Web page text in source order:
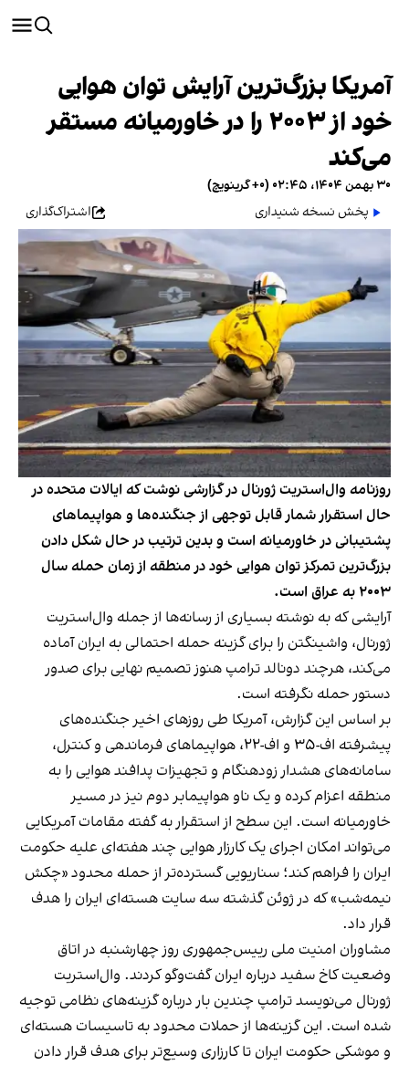
آمریکا بزرگ‌ترین آرایش توان هوایی
خود از ۲۰۰۳ را در خاورمیانه مستقر
می‌کند
۳۰ بهمن ۱۴۰۴، ۰۲:۴۵ (‎+۰ گرینویچ)
پخش نسخه شنیداری
اشتراک‌گذاری
روزنامه وال‌استریت ژورنال در گزارشی نوشت که ایالات متحده در
حال استقرار شمار قابل توجهی از جنگنده‌ها و هواپیماهای
پشتیبانی در خاورمیانه است و بدین ترتیب در حال شکل دادن
بزرگ‌ترین تمرکز توان هوایی خود در منطقه از زمان حمله سال
۲۰۰۳ به عراق است.
آرایشی که به نوشته بسیاری از رسانه‌ها از جمله وال‌استریت
ژورنال، واشینگتن را برای گزینه حمله احتمالی به ایران آماده
می‌کند، هرچند دونالد ترامپ هنوز تصمیم نهایی برای صدور
دستور حمله نگرفته است.
بر اساس این گزارش، آمریکا طی روزهای اخیر جنگنده‌های
پیشرفته اف-۳۵ و اف-۲۲، هواپیماهای فرماندهی و کنترل،
سامانه‌های هشدار زودهنگام و تجهیزات پدافند هوایی را به
منطقه اعزام کرده و یک ناو هواپیمابر دوم نیز در مسیر
خاورمیانه است. این سطح از استقرار به گفته مقامات آمریکایی
می‌تواند امکان اجرای یک کارزار هوایی چند هفته‌ای علیه حکومت
ایران را فراهم کند؛ سناریویی گسترده‌تر از حمله محدود «چکش
نیمه‌شب» که در ژوئن گذشته سه سایت هسته‌ای ایران را هدف
قرار داد.
مشاوران امنیت ملی رییس‌جمهوری روز چهارشنبه در اتاق
وضعیت کاخ سفید درباره ایران گفت‌وگو کردند. وال‌استریت
ژورنال می‌نویسد ترامپ چندین بار درباره گزینه‌های نظامی توجیه
شده است. این گزینه‌ها از حملات محدود به تاسیسات هسته‌ای
و موشکی حکومت ایران تا کارزاری وسیع‌تر برای هدف قرار دادن